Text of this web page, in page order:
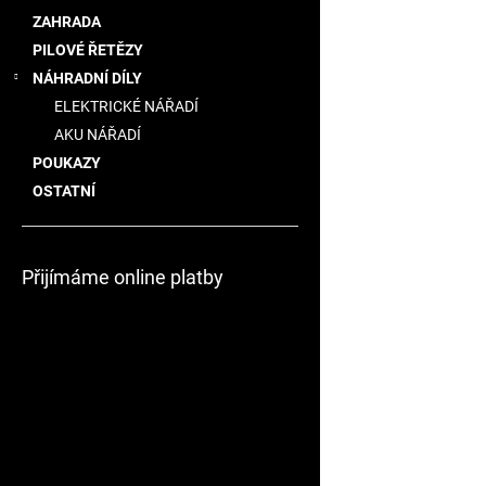
ZAHRADA
PILOVÉ ŘETĚZY
NÁHRADNÍ DÍLY
ELEKTRICKÉ NÁŘADÍ
AKU NÁŘADÍ
POUKAZY
OSTATNÍ
Přijímáme online platby